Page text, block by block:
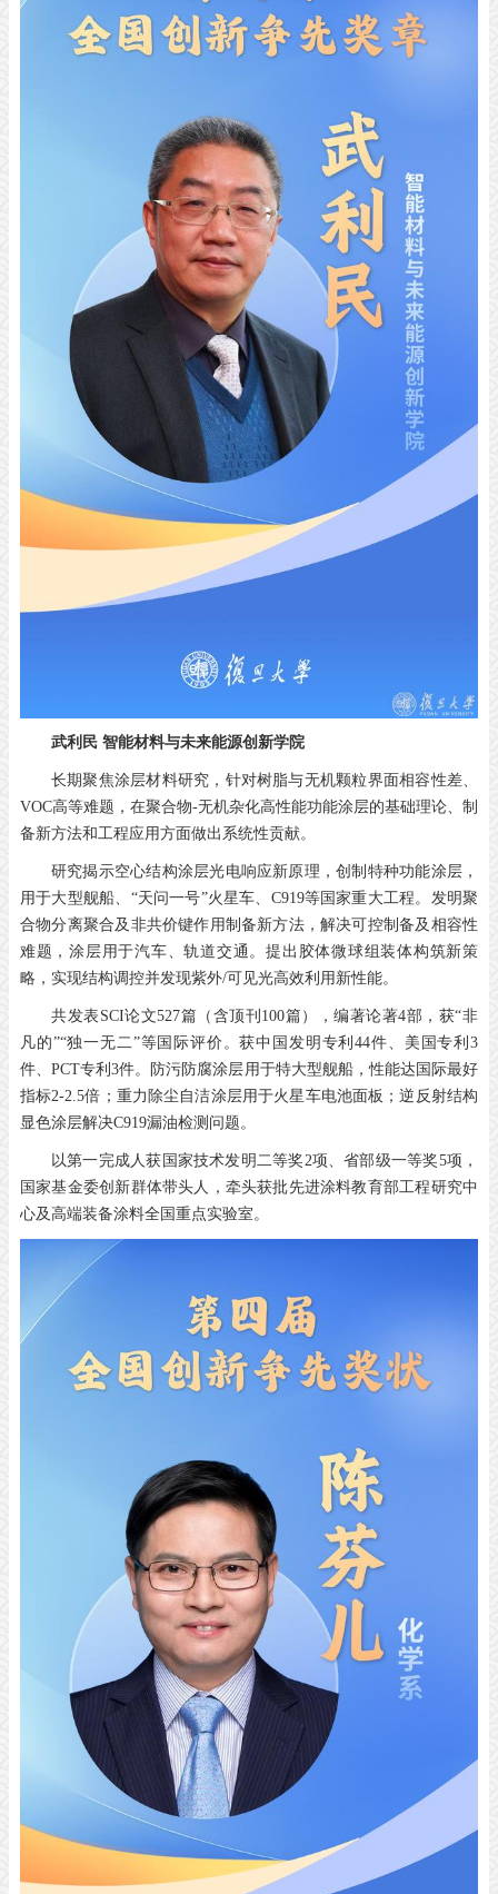
武利民 智能材料与未来能源创新学院
长期聚焦涂层材料研究，针对树脂与无机颗粒界面相容性差、
VOC高等难题，在聚合物-无机杂化高性能功能涂层的基础理论、制
备新方法和工程应用方面做出系统性贡献。
研究揭示空心结构涂层光电响应新原理，创制特种功能涂层，
用于大型舰船、“天问一号”火星车、C919等国家重大工程。发明聚
合物分离聚合及非共价键作用制备新方法，解决可控制备及相容性
难题，涂层用于汽车、轨道交通。提出胶体微球组装体构筑新策
略，实现结构调控并发现紫外/可见光高效利用新性能。
共发表SCI论文527篇（含顶刊100篇），编著论著4部，获“非
凡的”“独一无二”等国际评价。获中国发明专利44件、美国专利3
件、PCT专利3件。防污防腐涂层用于特大型舰船，性能达国际最好
指标2-2.5倍；重力除尘自洁涂层用于火星车电池面板；逆反射结构
显色涂层解决C919漏油检测问题。
以第一完成人获国家技术发明二等奖2项、省部级一等奖5项，
国家基金委创新群体带头人，牵头获批先进涂料教育部工程研究中
心及高端装备涂料全国重点实验室。